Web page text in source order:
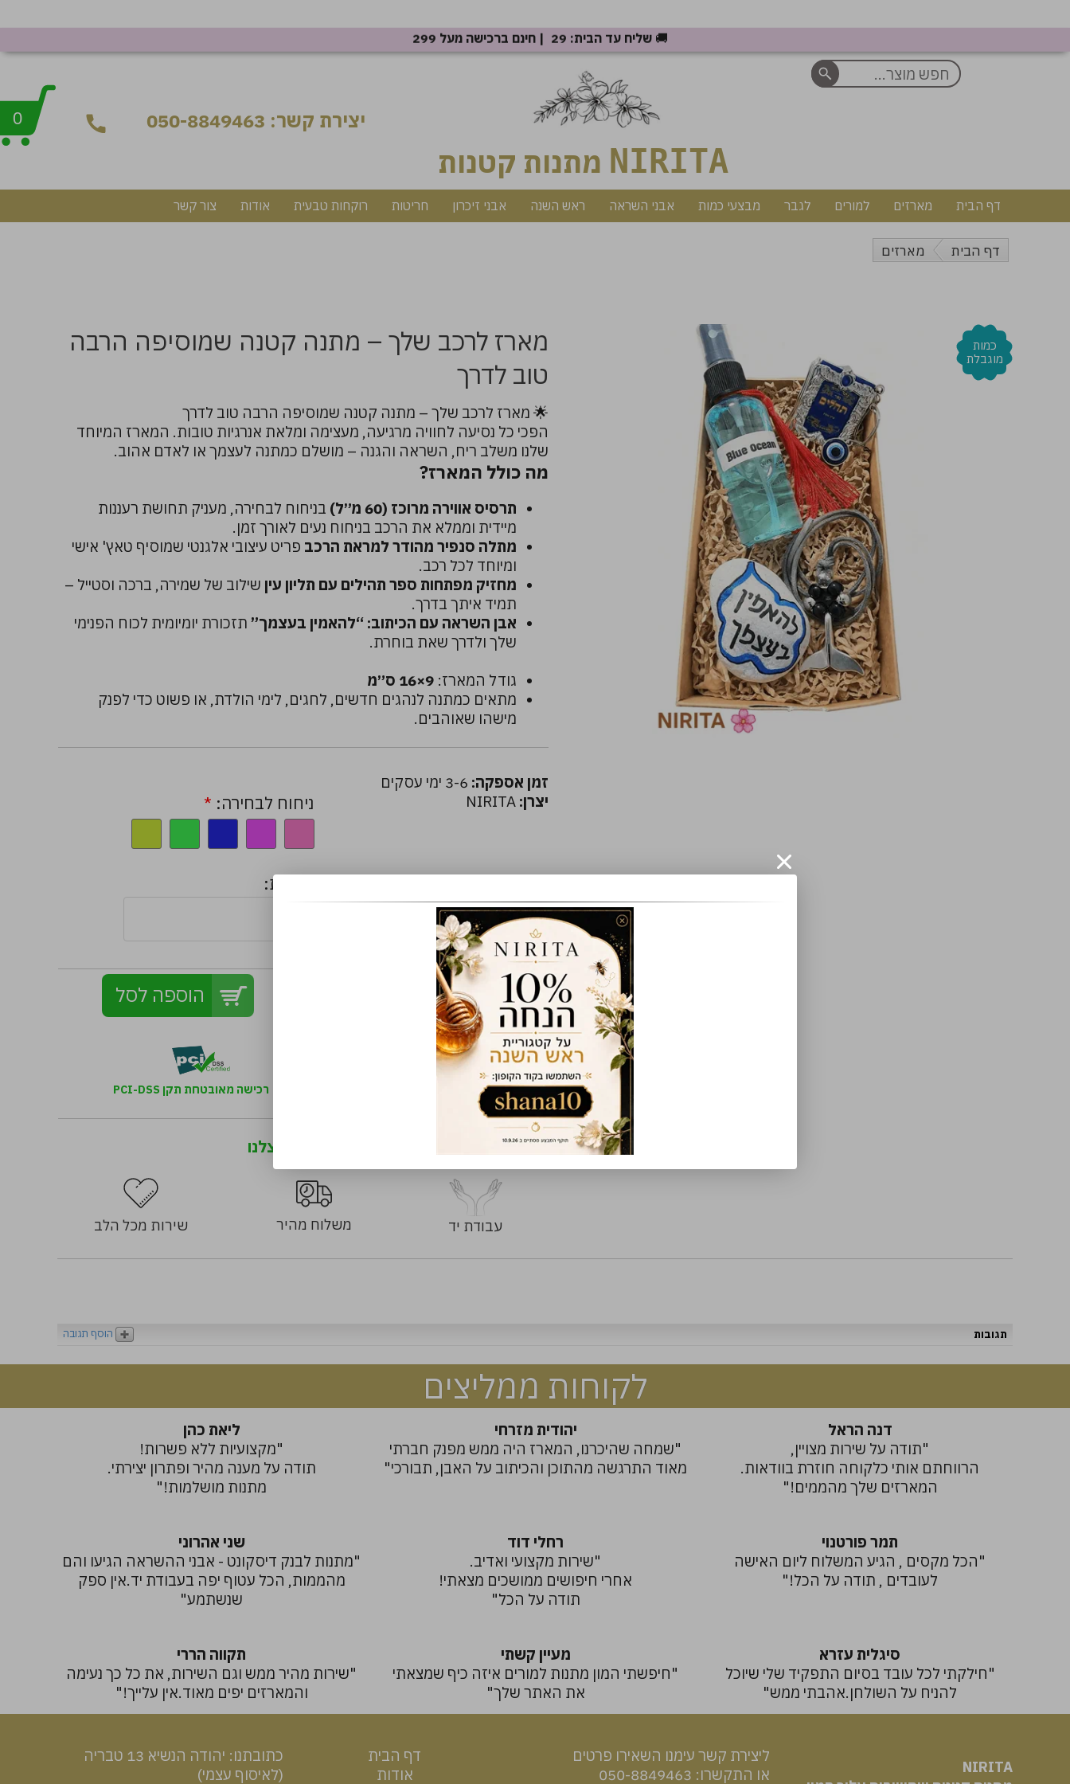
🚚שליח עד הבית: 29 ₪ | חינם ברכישה מעל 299 ₪
NIRITA מתנות קטנות
יצירת קשר: 050-8849463
דף הבית מארזים למורים לגבר מבצעי כמות אבני השראה ראש השנה אבני זיכרון חריטות רוקחות טבעית אודות צור קשר
דף הבית מארזים
כמות
מוגבלת
מארז לרכב שלך – מתנה קטנה שמוסיפה הרבה
טוב לדרך
🌟 מארז לרכב שלך – מתנה קטנה שמוסיפה הרבה טוב לדרך
הפכי כל נסיעה לחוויה מרגיעה, מעצימה ומלאת אנרגיות טובות. המארז המיוחד
שלנו משלב ריח, השראה והגנה – מושלם כמתנה לעצמך או לאדם אהוב.
מה כולל המארז?
תרסיס אווירה מרוכז (60 מ״ל)
בניחוח לבחירה, מעניק תחושת רעננות
מיידית וממלא את הרכב בניחוח נעים לאורך זמן.
מתלה סנפיר מהודר למראת הרכב פריט עיצובי אלגנטי שמוסיף טאץ' אישי
ומיוחד לכל רכב.
מחזיק מפתחות ספר תהילים עם תליון עין שילוב של שמירה, ברכה וסטייל –
תמיד איתך בדרך.
אבן השראה עם הכיתוב: “להאמין בעצמך” תזכורת יומיומית לכוח הפנימי
שלך ולדרך שאת בוחרת.
גודל המארז: 9×16 ס״מ
מתאים כמתנה לנהגים חדשים, לחגים, לימי הולדת, או פשוט כדי לפנק
מישהו שאוהבים.
זמן אספקה: 3-6 ימי עסקים
יצרן: NIRITA ניחוח לבחירה: *
הערות:
59
הוספה לסל
רכישה מאובטחת תקן PCI-DSS
למה קונים אצלנו
עבודת יד משלוח מהיר שירות מכל הלב
תגובות הוסף תגובה
לקוחות ממליצים
דנה הראל
"תודה על שירות מצויין,
הרווחתם אותי כלקוחה חוזרת בוודאות.
המארזים שלך מהממים!"
יהודית מזרחי
"שמחה שהיכרנו, המארז היה ממש מפנק חברתי
מאוד התרגשה מהתוכן והכיתוב על האבן, תבורכי"
ליאת כהן
"מקצועיות ללא פשרות!
תודה על מענה מהיר ופתרון יצירתי.
מתנות מושלמות!"
תמר פורטנוי
"הכל מקסים , הגיע המשלוח ליום האישה
לעובדים , תודה על הכל!"
רחלי דוד
"שירות מקצועי ואדיב.
אחרי חיפושים ממושכים מצאתי!
תודה על הכל"
שני אהרוני
"מתנות לבנק דיסקונט - אבני ההשראה הגיעו והם
מהממות, הכל עטוף יפה בעבודת יד.אין ספק
שנשתמע"
סיגלית עזרא
"חילקתי לכל עובד בסיום התפקיד שלי שיוכל
להניח על השולחן.אהבתי ממש"
מעיין קשתי
"חיפשתי המון מתנות למורים איזה כיף שמצאתי
את האתר שלך"
תקווה הררי
"שירות מהיר ממש וגם השירות, את כל כך נעימה
והמארזים יפים מאוד.אין עלייך!"
NIRITA
ליצירת קשר עימנו השאירו פרטים
או התקשרו: 050-8849463
דף הבית
אודות
כתובתנו: יהודה הנשיא 13 טבריה
(לאיסוף עצמי)
0